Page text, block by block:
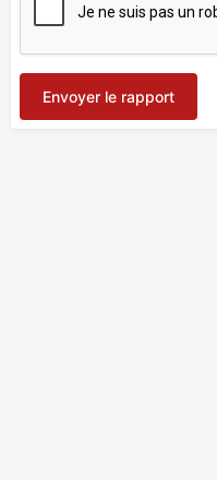
Envoyer le rapport